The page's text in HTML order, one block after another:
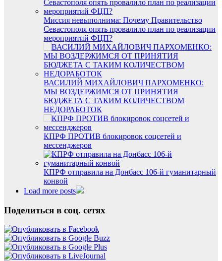
Миссия невыполнима: Почему Правительство
Севастополя опять провалило план по реализации
мероприятий ФЦП?
ВАСИЛИЙ МИХАЙЛОВИЧ ПАРХОМЕНКО:
МЫ ВОЗДЕРЖИМСЯ ОТ ПРИНЯТИЯ
БЮДЖЕТА С ТАКИМ КОЛИЧЕСТВОМ
НЕДОРАБОТОК
КПРФ ПРОТИВ блокировок соцсетей и
мессенджеров
КПРФ отправила на Донбасс 106-й гуманитарный
конвой
Load more posts
Поделиться в соц. сетях